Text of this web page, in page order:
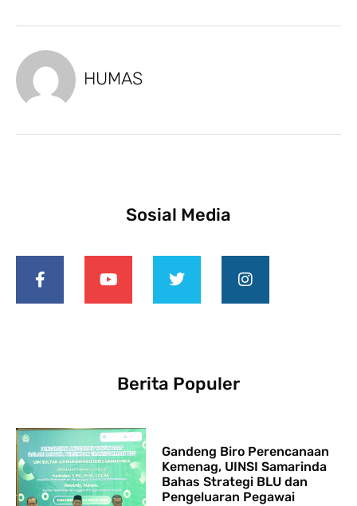
HUMAS
Sosial Media
Berita Populer
Gandeng Biro Perencanaan
Kemenag, UINSI Samarinda
Bahas Strategi BLU dan
Pengeluaran Pegawai